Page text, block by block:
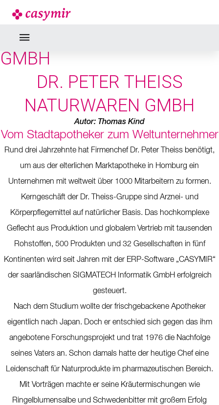
DR. THEISS NATURWAREN
GMBH
DR. PETER THEISS
NATURWAREN GMBH
Autor: Thomas Kind
Vom Stadtapotheker zum Weltunternehmer
Rund drei Jahrzehnte hat Firmenchef Dr. Peter Theiss benötigt,
um aus der elterlichen Marktapotheke in Homburg ein
Unternehmen mit weltweit über 1000 Mitarbeitern zu formen.
Kerngeschäft der Dr. Theiss-Gruppe sind Arznei- und
Körperpflegemittel auf natürlicher Basis. Das hochkomplexe
Geflecht aus Produktion und globalem Vertrieb mit tausenden
Rohstoffen, 500 Produkten und 32 Gesellschaften in fünf
Kontinenten wird seit Jahren mit der ERP-Software „CASYMIR“
der saarländischen SIGMATECH Informatik GmbH erfolgreich
gesteuert.
Nach dem Studium wollte der frischgebackene Apotheker
eigentlich nach Japan. Doch er entschied sich gegen das ihm
angebotene Forschungsprojekt und trat 1976 die Nachfolge
seines Vaters an. Schon damals hatte der heutige Chef eine
Leidenschaft für Naturprodukte im pharmazeutischen Bereich.
Mit Vorträgen machte er seine Kräutermischungen wie
Ringelblumensalbe und Schwedenbitter mit großem Erfolg